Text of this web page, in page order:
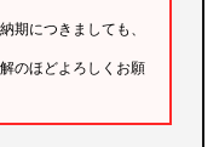
期につきましても、
のほどよろしくお願